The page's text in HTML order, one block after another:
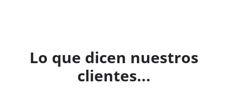
Lo que dicen nuestros
clientes...